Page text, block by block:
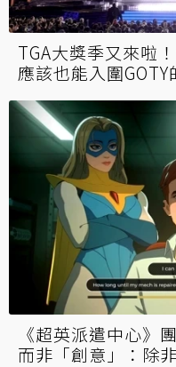
TGA大獎季又來啦
應該也能入圍GOTY
《超英派遣中心》
而非「創意」：除